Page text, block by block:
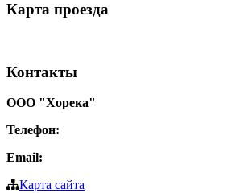
Карта проезда
Контакты
ООО "Хорека"
Телефон:
Email:
Карта сайта